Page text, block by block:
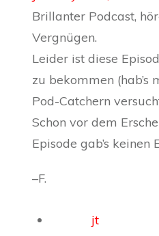
Brillanter Podcast,
Vergnügen.
Leider ist diese
zu bekommen (hab’s
Pod-Catchern
Schon vor dem
Episode gab’s keinen
–F.
jt